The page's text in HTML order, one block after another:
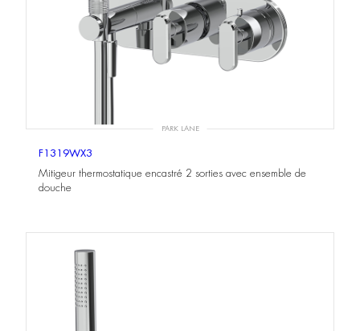
PARK LANE
F1319WX3
Mitigeur thermostatique encastré 2 sorties avec ensemble de
douche